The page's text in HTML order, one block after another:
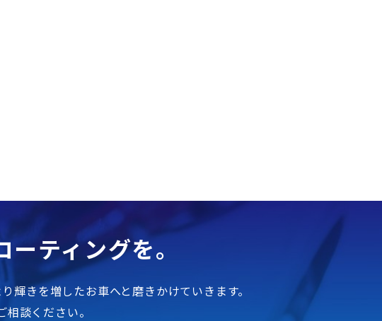
ティングを。
きを増したお車へと磨きかけていきます。
談ください。